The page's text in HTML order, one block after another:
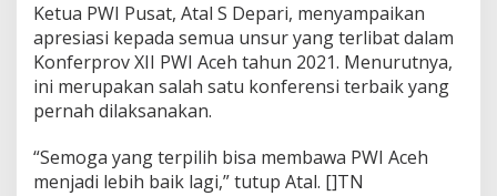
Ketua PWI Pusat, Atal S Depari, menyampaikan
apresiasi kepada semua unsur yang terlibat dalam
Konferprov XII PWI Aceh tahun 2021. Menurutnya,
ini merupakan salah satu konferensi terbaik yang
pernah dilaksanakan.
“Semoga yang terpilih bisa membawa PWI Aceh
menjadi lebih baik lagi,” tutup Atal. []TN